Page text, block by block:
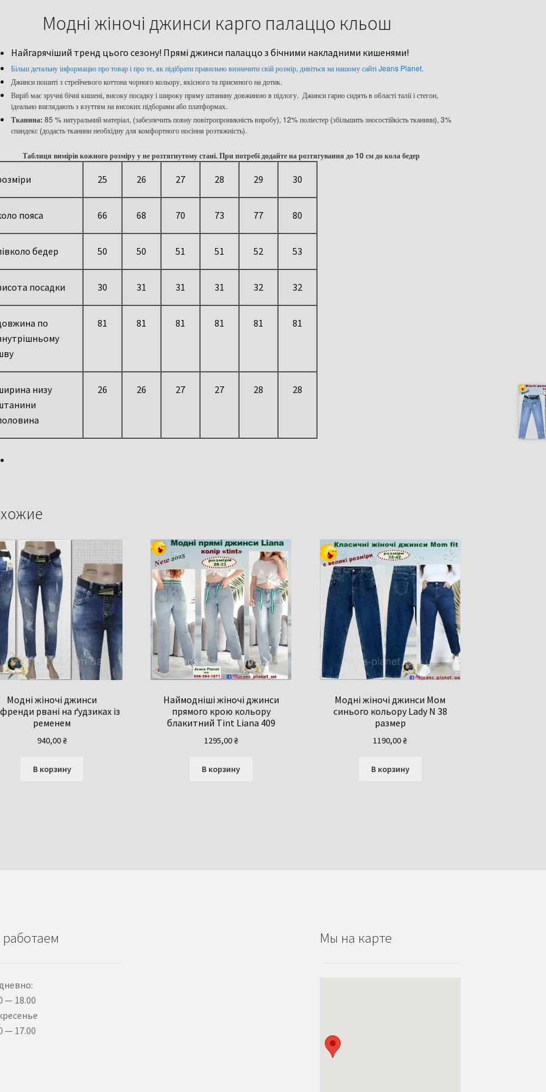
Модні жіночі джинси карго палаццо кльош
Найгарячіший тренд цього сезону! Прямі джинси палаццо з бічними накладними кишенями!
Більш детальну інформацію про товар і про те, як підібрати правильно визначити свій розмір, дивіться на нашому сайті Jeans Planet.
Джинси пошиті з стрейчевого коттона чорного кольору, якісного та приємного на дотик.
Виріб має зручні бічні кишені, високу посадку і широку пряму штанину довжиною в підлогу. Джинси гарно сидять в області талії і стегон,
ідеально виглядають з взуттям на високих підборами або платформах.
Тканина: 85 % натуральний матеріал, (забезпечить повну повітропроникність виробу), 12% поліестер (збільшить зносостійкість тканини), 3%
спандекс (додасть тканини необхідну для комфортного носіння розтяжність).
Таблиця вимірів кожного розміру у не розтягнутому стані. При потребі додайте на розтягування до 10 см до кола бедер
25 26 27 28 29 30
пояса 66 68 70 73 77 80
бедер 50 50 51 51 52 53
посадки 30 31 31 31 32 32
по
81 81 81 81 81 81
низу
26 26 27 27 28 28
Модні жіночі джинси
рвані на ґудзиках із
ременем
940,00₴
В корзину
Наймодніші жіночі джинси
прямого крою кольору
блакитний Tint Liana 409
1295,00₴
В корзину
Модні жіночі джинси Мом
синього кольору Lady N 38
размер
1190,00₴
В корзину
— 18.00
— 17.00
Мы на карте